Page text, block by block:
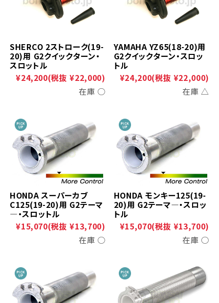
SHERCO 2ストローク(19-
20)用 G2クイックターン・
スロットル
¥24,200(税抜 ¥22,000)
在庫 ○
YAMAHA YZ65(18-20)用
G2クイックターン・スロッ
トル
¥24,200(税抜 ¥22,000)
在庫 △
HONDA スーパーカブ
C125(19-20)用 G2テーマ
―・スロットル
¥15,070(税抜 ¥13,700)
在庫 ○
HONDA モンキー125(19-
20)用 G2テーマ―・スロッ
トル
¥15,070(税抜 ¥13,700)
在庫 ○